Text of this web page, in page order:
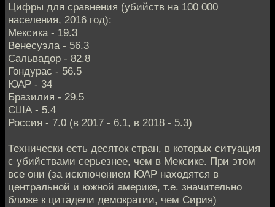
Цифры для сравнения (убийств на 100 000
населения, 2016 год):
Мексика - 19.3
Венесуэла - 56.3
Сальвадор - 82.8
Гондурас - 56.5
ЮАР - 34
Бразилия - 29.5
США - 5.4
Россия - 7.0 (в 2017 - 6.1, в 2018 - 5.3)
Технически есть десяток стран, в которых ситуация
с убийствами серьезнее, чем в Мексике. При этом
все они (за исключением ЮАР находятся в
центральной и южной америке, т.е. значительно
ближе к цитадели демократии, чем Сирия)